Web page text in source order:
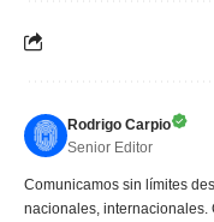
Rodrigo Carpio
Senior Editor
Comunicamos sin límites
nacionales, internacionales.